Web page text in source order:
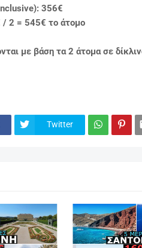
: 356€
2 = 545€ το άτομο
με βάση τα 2 άτομα σε
Twitter